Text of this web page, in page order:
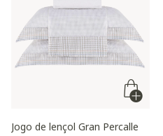
Jogo de lençol Gran Percalle